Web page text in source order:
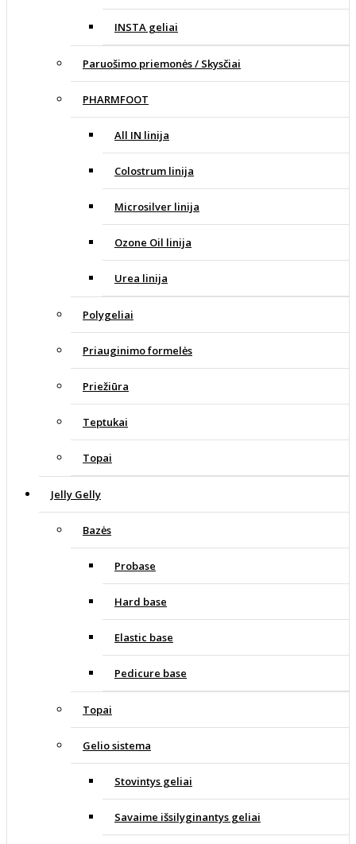
INSTA geliai
Paruošimo priemonės / Skysčiai
PHARMFOOT
All IN linija
Colostrum linija
Microsilver linija
Ozone Oil linija
Urea linija
Polygeliai
Priauginimo formelės
Priežiūra
Teptukai
Topai
Jelly Gelly
Bazės
Probase
Hard base
Elastic base
Pedicure base
Topai
Gelio sistema
Stovintys geliai
Savaime išsilyginantys geliai